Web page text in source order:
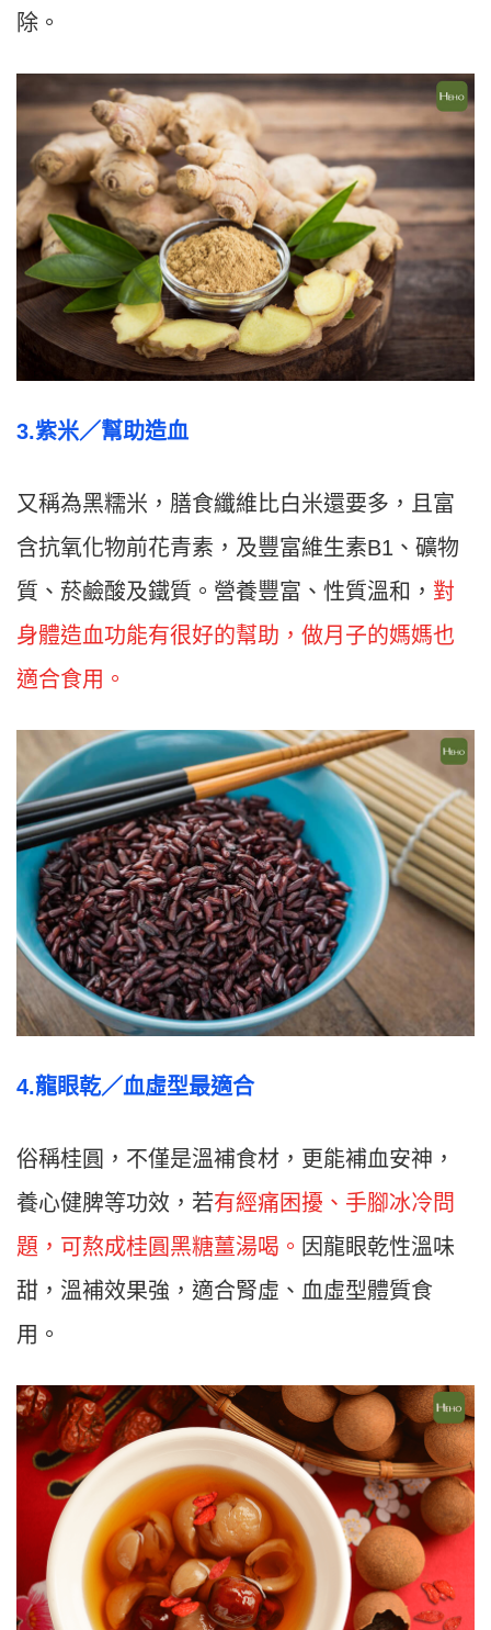
除。
3.紫米／幫助造血
又稱為黑糯米，膳食纖維比白米還要多，且富
含抗氧化物前花青素，及豐富維生素B1、礦物
質、菸鹼酸及鐵質。營養豐富、性質溫和， 對
身體造血功能有很好的幫助，做月子的媽媽也
適合食用。
4.龍眼乾／血虛型最適合
俗稱桂圓，不僅是溫補食材，更能補血安神，
養心健脾等功效，若有經痛困擾、手腳冰冷問
題，可熬成桂圓黑糖薑湯喝。 因龍眼乾性溫味
甜，溫補效果強，適合腎虛、血虛型體質食
用。